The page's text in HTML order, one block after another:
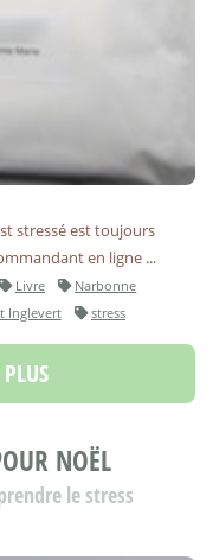
stressé est toujours
en ligne ...
Livre
Narbonne
Inglevert stress
NOËL
le stress